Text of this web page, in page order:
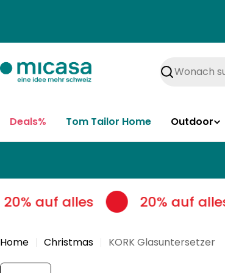
Suchen
Deals% Tom Tailor Home Outdoor
auf alles 20% auf alles
Home Christmas KORK Glasuntersetzer